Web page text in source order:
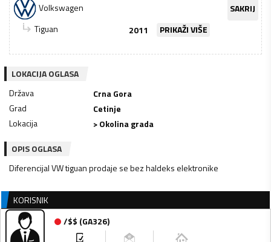
Volkswagen
SAKRIJ
Tiguan
2011 PRIKAŽI VIŠE
LOKACIJA OGLASA
Država
Crna Gora
Grad
Cetinje
Lokacija
> Okolina grada
OPIS OGLASA
Diferencijal VW tiguan prodaje se bez haldeks elektronike
KORISNIK
/$$ (GA326)